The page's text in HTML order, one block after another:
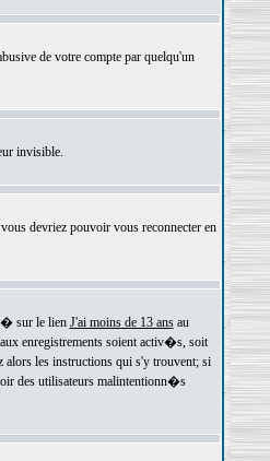
de votre compte par quelqu'un
invisible.
devriez pouvoir vous reconnecter en
sur le lien J'ai moins de 13 ansau
enregistrements soient activ�s, soit
les instructions qui s'y trouvent; si
des utilisateurs malintentionn�s